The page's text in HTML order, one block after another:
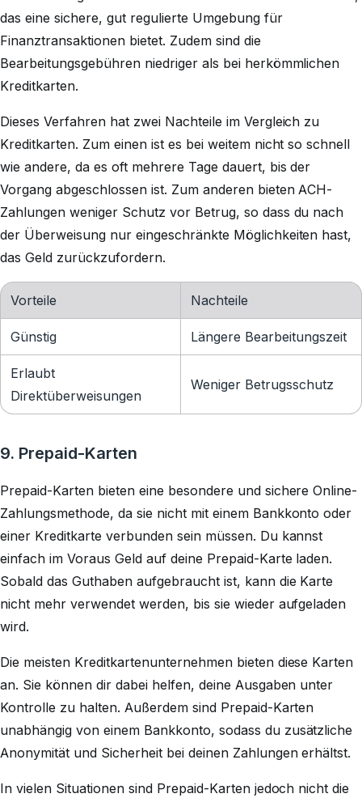
das eine sichere, gut regulierte Umgebung für
Finanztransaktionen bietet. Zudem sind die
Bearbeitungsgebühren niedriger als bei herkömmlichen
Kreditkarten.
Dieses Verfahren hat zwei Nachteile im Vergleich zu
Kreditkarten. Zum einen ist es bei weitem nicht so schnell
wie andere, da es oft mehrere Tage dauert, bis der
Vorgang abgeschlossen ist. Zum anderen bieten ACH-
Zahlungen weniger Schutz vor Betrug, so dass du nach
der Überweisung nur eingeschränkte Möglichkeiten hast,
das Geld zurückzufordern.
Vorteile Nachteile
Günstig Längere Bearbeitungszeit
Erlaubt
Direktüberweisungen
Weniger Betrugsschutz
9. Prepaid-Karten
Prepaid-Karten bieten eine besondere und sichere Online-
Zahlungsmethode, da sie nicht mit einem Bankkonto oder
einer Kreditkarte verbunden sein müssen. Du kannst
einfach im Voraus Geld auf deine Prepaid-Karte laden.
Sobald das Guthaben aufgebraucht ist, kann die Karte
nicht mehr verwendet werden, bis sie wieder aufgeladen
wird.
Die meisten Kreditkartenunternehmen bieten diese Karten
an. Sie können dir dabei helfen, deine Ausgaben unter
Kontrolle zu halten. Außerdem sind Prepaid-Karten
unabhängig von einem Bankkonto, sodass du zusätzliche
Anonymität und Sicherheit bei deinen Zahlungen erhältst.
In vielen Situationen sind Prepaid-Karten jedoch nicht die